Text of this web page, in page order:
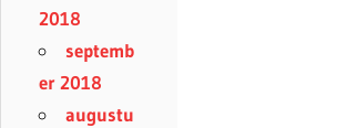
2018
septemb
er 2018
augustu